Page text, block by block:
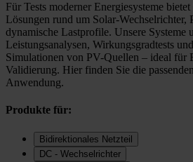
Für Tests moderner Energiesysteme
Lösungen rund um Solar-Wechselrichter,
dynamische Lastprofile. Unsere Systeme
Leistungsanalysen, Wirkungsgradtests
Simulationen von PV-Quellen – ideal für
Validierung. Hier finden Sie die
Anwendung.
Produkte für:
Bidirektionales Netzteil
DC - Wechselrichter